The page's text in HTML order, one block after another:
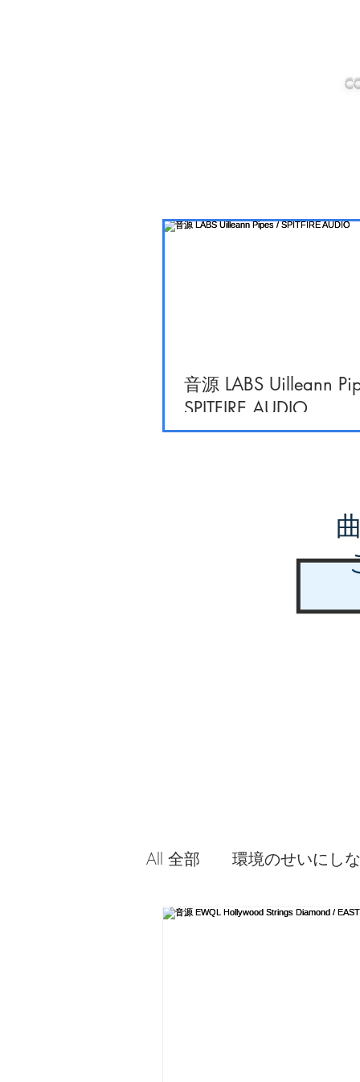
音源 LABS Uilleann
SPITFIRE AUDIO
All 全部 環境のせいにし
音源やプラグイン 使っ